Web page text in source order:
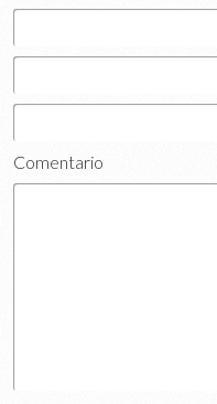
Comentario